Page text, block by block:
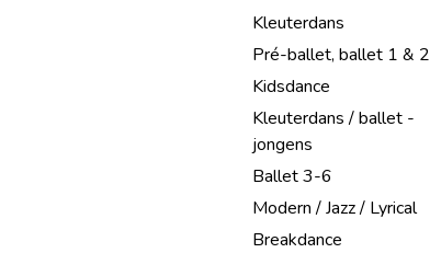
Kleuterdans
Pré-ballet, ballet 1 & 2
Kidsdance
Kleuterdans / ballet -
jongens
Ballet 3-6
Modern / Jazz / Lyrical
Breakdance